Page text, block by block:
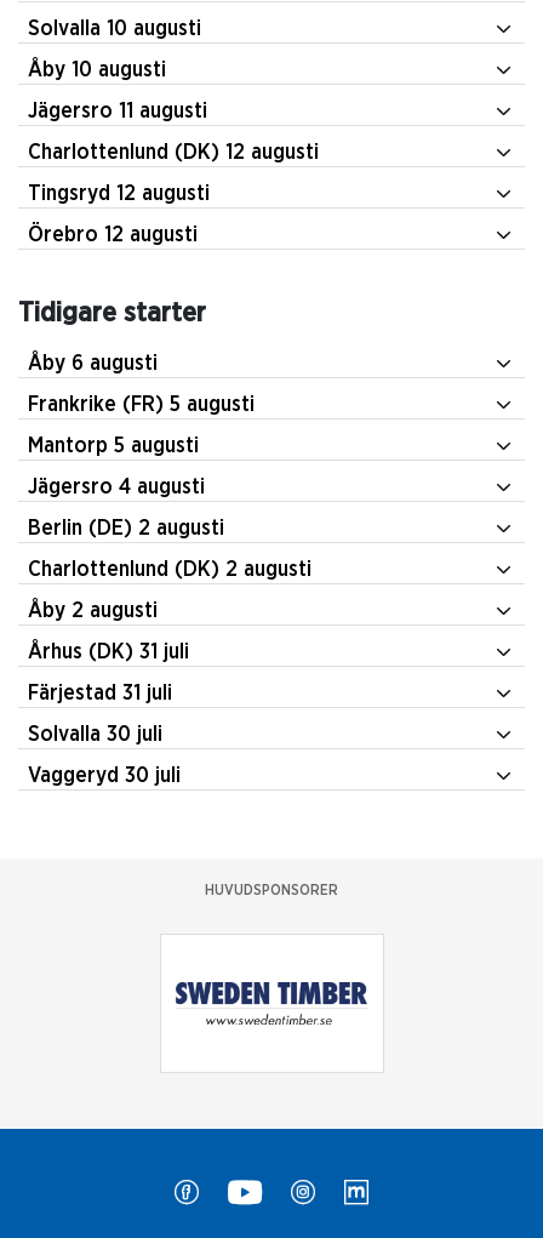
Solvalla 10 augusti
Åby 10 augusti
Jägersro 11 augusti
Charlottenlund (DK) 12 augusti
Tingsryd 12 augusti
Örebro 12 augusti
Tidigare starter
Åby 6 augusti
Frankrike (FR) 5 augusti
Mantorp 5 augusti
Jägersro 4 augusti
Berlin (DE) 2 augusti
Charlottenlund (DK) 2 augusti
Åby 2 augusti
Århus (DK) 31 juli
Färjestad 31 juli
Solvalla 30 juli
Vaggeryd 30 juli
HUVUDSPONSORER